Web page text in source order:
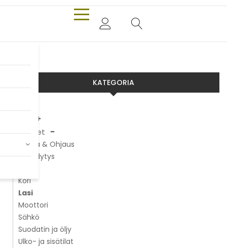
KATEGORIA
Chatenet
Alusta & Ohjaus
Jäähdytys
Kori
Lasi
Moottori
Sähkö
Suodatin ja öljy
Ulko- ja sisätilat